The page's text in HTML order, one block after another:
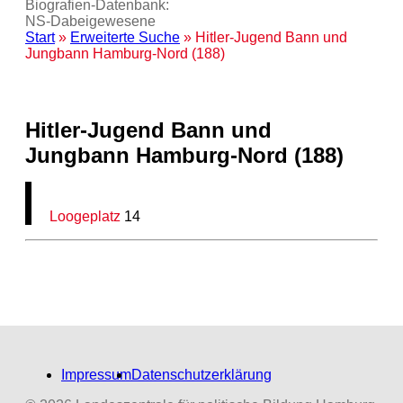
Biografien-Datenbank:
NS‑Dabeigewesene
Start» Erweiterte Suche » Hitler-Jugend Bann und
Jungbann Hamburg-Nord (188)
Hitler-Jugend Bann und
Jungbann Hamburg-Nord (188)
Loogeplatz 14
ImpressumDatenschutzerklärung